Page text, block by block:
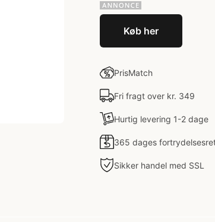
Køb her
PrisMatch
Fri fragt over kr. 349
Hurtig levering 1-2 dage
365 dages
Sikker handel med SSL